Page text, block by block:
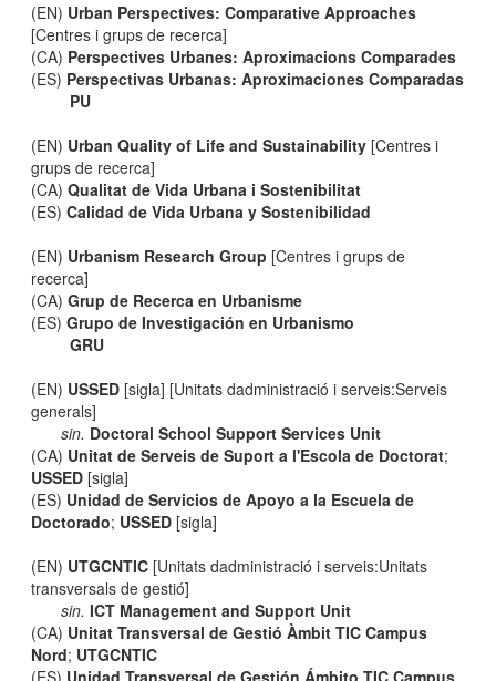
(EN) Urban Perspectives: Comparative Approaches
[Centres i grups de recerca]
(CA) Perspectives Urbanes: Aproximacions Comparades
(ES) Perspectivas Urbanas: Aproximaciones Comparadas
PU
(EN) Urban Quality of Life and Sustainability [Centres i
grups de recerca]
(CA)Qualitat de Vida Urbana i Sostenibilitat
(ES)Calidad de Vida Urbana y Sostenibilidad
(EN) Urbanism Research Group [Centres i grups de
recerca]
(CA)Grup de Recerca en Urbanisme
(ES)Grupo de Investigación en Urbanismo
GRU
(EN) USSED [sigla] [Unitats dadministració i serveis:Serveis
generals]
sin. Doctoral School Support Services Unit
(CA) Unitat de Serveis de Suport a l'Escola de Doctorat;
USSED [sigla]
(ES) Unidad de Servicios de Apoyo a la Escuela de
Doctorado; USSED [sigla]
(EN) UTGCNTIC [Unitats dadministració i serveis:Unitats
transversals de gestió]
sin. ICT Management and Support Unit
(CA) Unitat Transversal de Gestió Àmbit TIC Campus
Nord; UTGCNTIC
(ES) Unidad Transversal de Gestión Ámbito TIC Campus